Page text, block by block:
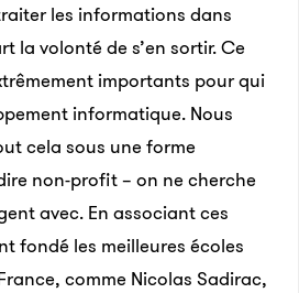
les informations dans
la volonté de s’en sortir. Ce
importants pour qui
informatique. Nous
cela sous une forme
non-profit – on ne cherche
avec. En associant ces
fondé les meilleures écoles
comme Nicolas Sadirac,